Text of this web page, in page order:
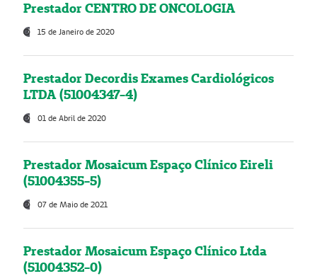
Prestador CENTRO DE ONCOLOGIA
15 de Janeiro de 2020
Prestador Decordis Exames Cardiológicos
LTDA (51004347-4)
01 de Abril de 2020
Prestador Mosaicum Espaço Clínico Eireli
(51004355-5)
07 de Maio de 2021
Prestador Mosaicum Espaço Clínico Ltda
(51004352-0)